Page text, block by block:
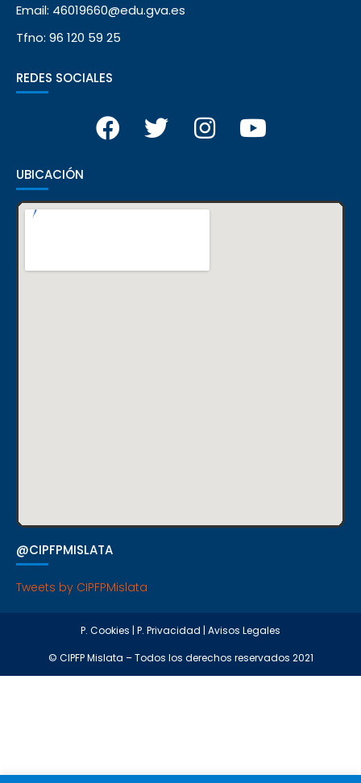
Email: 46019660@edu.gva.es
Tfno: 96 120 59 25
REDES SOCIALES
UBICACIÓN
@CIPFPMISLATA
Tweets by CIPFPMislata
P. Cookies | P. Privacidad | Avisos Legales
© CIPFP Mislata – Todos los derechos reservados 2021